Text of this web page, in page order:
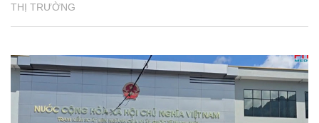
THỊ TRƯỜNG